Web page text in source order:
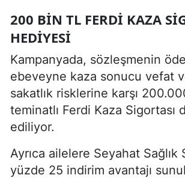
200 BIN TL FERDI KAZA
HEDIYESI
Kampanyada, sözleşmenin
ebeveyne kaza sonucu vefat
sakatlık risklerine karşı
teminatlı Ferdi Kaza Sigortası
ediliyor.
Ayrıca ailelere Seyahat Sağlık
yüzde 25 indirim avantajı